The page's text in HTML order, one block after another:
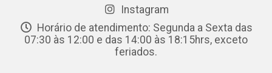
Instagram
Horário de atendimento: Segunda a Sexta das
07:30 às 12:00 e das 14:00 às 18:15hrs, exceto
feriados.